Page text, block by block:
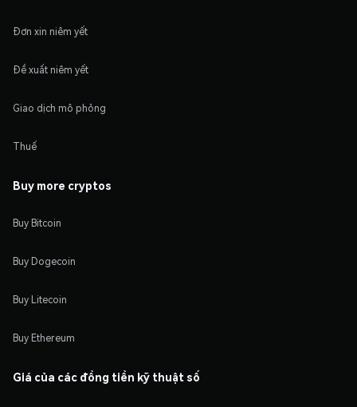
Đơn xin niêm yết
Đề xuất niêm yết
Giao dịch mô phỏng
Thuế
Buy more cryptos
Buy Bitcoin
Buy Dogecoin
Buy Litecoin
Buy Ethereum
Giá của các đồng tiền kỹ thuật số